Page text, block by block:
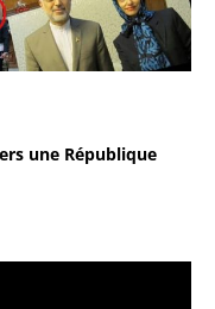
une République